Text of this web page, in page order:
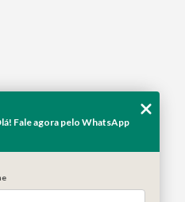
Fale agora pelo WhatsApp